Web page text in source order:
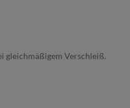
gleichmäßigem Verschleiß.